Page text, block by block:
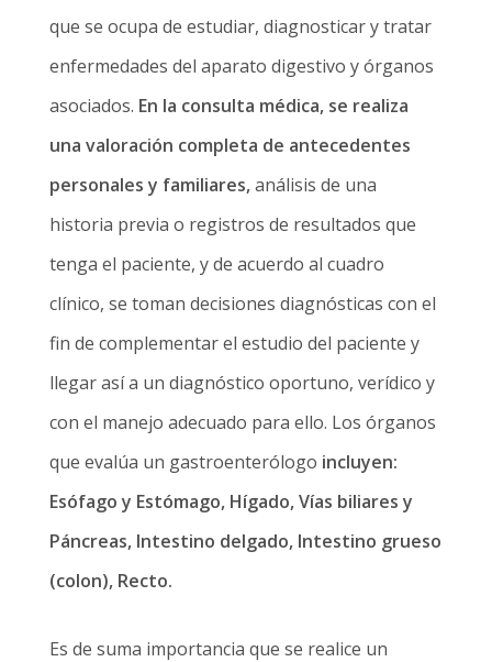
que se ocupa de estudiar, diagnosticar y tratar
enfermedades del aparato digestivo y órganos
asociados. En la consulta médica, se realiza
una valoración completa de antecedentes
personales y familiares,análisis de una
historia previa o registros de resultados que
tenga el paciente, y de acuerdo al cuadro
clínico, se toman decisiones diagnósticas con el
fin de complementar el estudio del paciente y
llegar así a un diagnóstico oportuno, verídico y
con el manejo adecuado para ello. Los órganos
que evalúa un gastroenterólogo incluyen:
Esófago y Estómago, Hígado, Vías biliares y
Páncreas, Intestino delgado, Intestino grueso
(colon), Recto.
Es de suma importancia que se realice un